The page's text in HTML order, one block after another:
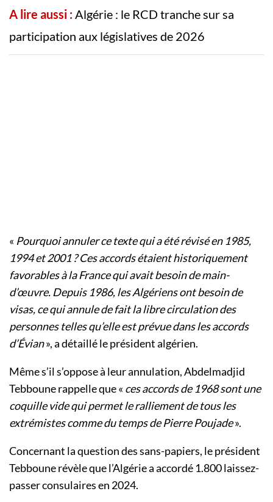
A lire aussi : Algérie : le RCD tranche sur sa
participation aux législatives de 2026
« Pourquoi annuler ce texte qui a été révisé en 1985,
1994 et 2001 ? Ces accords étaient historiquement
favorables à la France qui avait besoin de main-
d’œuvre. Depuis 1986, les Algériens ont besoin de
visas, ce qui annule de fait la libre circulation des
personnes telles qu’elle est prévue dans les accords
d’Évian», a détaillé le président algérien.
Même s’il s’oppose à leur annulation, Abdelmadjid
Tebboune rappelle que « ces accords de 1968 sont une
coquille vide qui permet le ralliement de tous les
extrémistes comme du temps de Pierre Poujade».
Concernant la question des sans-papiers, le président
Tebboune révèle que l’Algérie a accordé 1.800 laissez-
passer consulaires en 2024.